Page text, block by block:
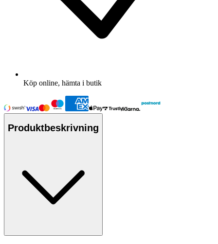
Köp online, hämta i butik
Produktbeskrivning